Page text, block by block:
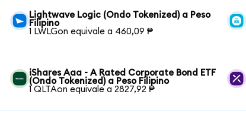
Lightwave Logic (Ondo Tokenized) a Peso
Filipino
1 LWLGon equivale a 460,09 ₱
iShares Aaa - A Rated Corporate Bond ETF
(Ondo Tokenized) a Peso Filipino
1 QLTAon equivale a 2827,92 ₱